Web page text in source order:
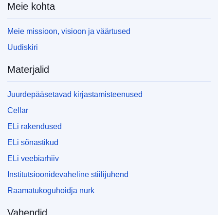
Meie kohta
Meie missioon, visioon ja väärtused
Uudiskiri
Materjalid
Juurdepääsetavad kirjastamisteenused
Cellar
ELi rakendused
ELi sõnastikud
ELi veebiarhiiv
Institutsioonidevaheline stiilijuhend
Raamatukoguhoidja nurk
Vahendid